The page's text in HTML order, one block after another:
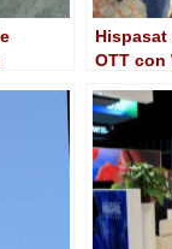
OTT con